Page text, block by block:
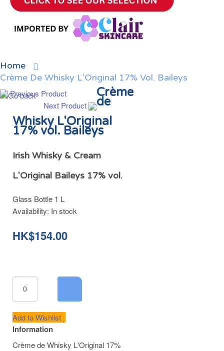
Home
Crème De Whisky L'Original 17% Vol. Baileys
Previous Product
Next Product
Crème
de
Whisky L'Original
17% vol. Baileys
Irish Whisky & Cream
L'Original Baileys 17% vol.
Glass Bottle 1 L
Availability: In stock
HK$154.00
Add to Wishlist
Information
Crème de Whisky L'Original 17%